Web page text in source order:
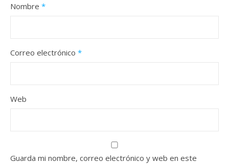
Nombre *
Correo electrónico *
Web
Guarda mi nombre, correo electrónico y web en este